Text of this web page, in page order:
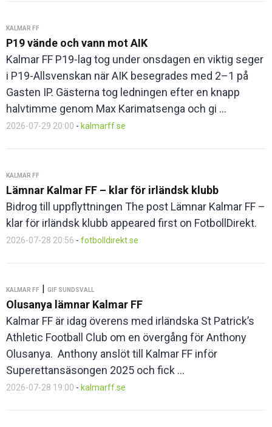
KALMAR FF
P19 vände och vann mot AIK
Kalmar FF P19-lag tog under onsdagen en viktig seger
i P19-Allsvenskan när AIK besegrades med 2–1 på
Gasten IP. Gästerna tog ledningen efter en knapp
halvtimme genom Max Karimatsenga och gi ...
2026-07-29 20:00 - kalmarff.se
KALMAR FF
Lämnar Kalmar FF – klar för irländsk klubb
Bidrog till uppflyttningen The post Lämnar Kalmar FF –
klar för irländsk klubb appeared first on FotbollDirekt.
2026-07-28 20:56 - fotbolldirekt.se
KALMAR FF | GIF SUNDSVALL
Olusanya lämnar Kalmar FF
Kalmar FF är idag överens med irländska St Patrick’s
Athletic Football Club om en övergång för Anthony
Olusanya. Anthony anslöt till Kalmar FF inför
Superettansäsongen 2025 och fick ...
2026-07-28 19:00 - kalmarff.se